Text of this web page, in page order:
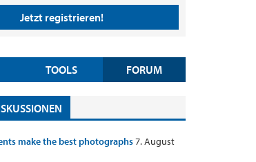
Jetzt registrieren!
TOOLS FORUM
make the best photographs7. August